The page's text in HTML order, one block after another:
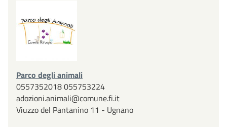
Parco degli animali
0557352018 055753224
adozioni.animali@comune.fi.it
Viuzzo del Pantanino 11 - Ugnano